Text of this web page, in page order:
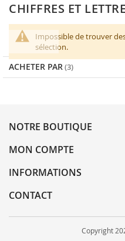
CHIFFRES ET
Impossible de trouver
sélection.
ACHETER PAR
NOTRE BOUTIQUE
MON COMPTE
INFORMATIONS
CONTACT
Copyright